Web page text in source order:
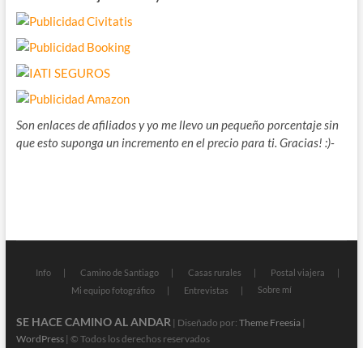
Son enlaces de afiliados y yo me llevo un pequeño porcentaje sin
que esto suponga un incremento en el precio para ti. Gracias! :)-
Info Camino de Santiago Casas rurales
Postal viajera
Mi equipo fotográfico
Entrevistas Sobre mí
SE HACE CAMINO AL ANDAR| Diseñado por: Theme Freesia|
WordPress| © Todos los derechos reservados